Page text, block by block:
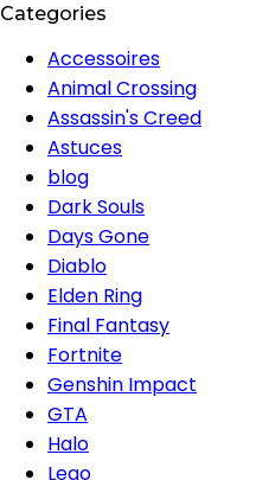
Categories
Accessoires
Animal Crossing
Assassin's Creed
Astuces
blog
Dark Souls
Days Gone
Diablo
Elden Ring
Final Fantasy
Fortnite
Genshin Impact
GTA
Halo
Lego